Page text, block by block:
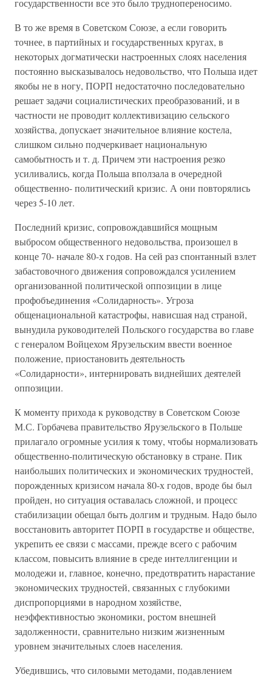
государственности все это было труднопереносимо.
В то же время в Советском Союзе, а если говорить
точнее, в партийных и государственных кругах, в
некоторых догматически настроенных слоях населения
постоянно высказывалось недовольство, что Польша идет
якобы не в ногу, ПОРП недостаточно последовательно
решает задачи социалистических преобразований, и в
частности не проводит коллективизацию сельского
хозяйства, допускает значительное влияние костела,
слишком сильно подчеркивает национальную
самобытность и т. д. Причем эти настроения резко
усиливались, когда Польша вползала в очередной
общественно- политический кризис. А они повторялись
через 5-10 лет.
Последний кризис, сопровождавшийся мощным
выбросом общественного недовольства, произошел в
конце 70- начале 80-х годов. На сей раз спонтанный взлет
забастовочного движения сопровождался усилением
организованной политической оппозиции в лице
профобъединения «Солидарность». Угроза
общенациональной катастрофы, нависшая над страной,
вынудила руководителей Польского государства во главе
с генералом Войцехом Ярузельским ввести военное
положение, приостановить деятельность
«Солидарности», интернировать виднейших деятелей
оппозиции.
К моменту прихода к руководству в Советском Союзе
М.С. Горбачева правительство Ярузельского в Польше
прилагало огромные усилия к тому, чтобы нормализовать
общественно-политическую обстановку в стране. Пик
наибольших политических и экономических трудностей,
порожденных кризисом начала 80-х годов, вроде бы был
пройден, но ситуация оставалась сложной, и процесс
стабилизации обещал быть долгим и трудным. Надо было
восстановить авторитет ПОРП в государстве и обществе,
укрепить ее связи с массами, прежде всего с рабочим
классом, повысить влияние в среде интеллигенции и
молодежи и, главное, конечно, предотвратить нарастание
экономических трудностей, связанных с глубокими
диспропорциями в народном хозяйстве,
неэффективностью экономики, ростом внешней
задолженности, сравнительно низким жизненным
уровнем значительных слоев населения.
Убедившись, что силовыми методами, подавлением